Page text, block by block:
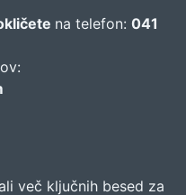
na telefon: 041
več ključnih besed za